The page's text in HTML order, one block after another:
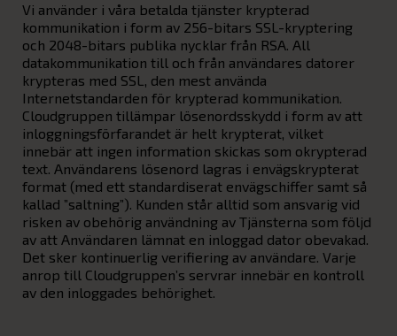
Vi använder i våra betalda tjänster krypterad
kommunikation i form av 256-bitars SSL-kryptering
och 2048-bitars publika nycklar från RSA. All
datakommunikation till och från användares datorer
krypteras med SSL, den mest använda
Internetstandarden för krypterad kommunikation.
Cloudgruppen tillämpar lösenordsskydd i form av att
inloggningsförfarandet är helt krypterat, vilket
innebär att ingen information skickas som okrypterad
text. Användarens lösenord lagras i envägskrypterat
format (med ett standardiserat envägschiffer samt så
kallad ”saltning”). Kunden står alltid som ansvarig vid
risken av obehörig användning av Tjänsterna som följd
av att Användaren lämnat en inloggad dator obevakad.
Det sker kontinuerlig verifiering av användare. Varje
anrop till Cloudgruppen’s servrar innebär en kontroll
av den inloggades behörighet.